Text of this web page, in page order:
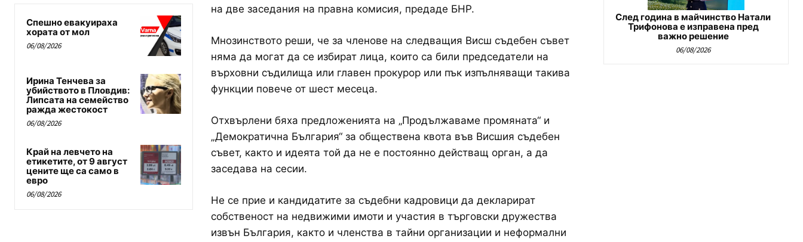
Спешно евакуираха
хората от мол
06/08/2026
Ирина Тенчева за
убийството в Пловдив:
Липсата на семейство
ражда жестокост
06/08/2026
Край на левчето на
етикетите, от 9 август
цените ще са само в
евро
06/08/2026
на две заседания на правна комисия, предаде БНР.
Мнозинството реши, че за членове на следващия Висш съдебен съвет
няма да могат да се избират лица, които са били председатели на
върховни съдилища или главен прокурор или пък изпълняващи такива
функции повече от шест месеца.
Отхвърлени бяха предложенията на „Продължаваме промяната“ и
„Демократична България“ за обществена квота във Висшия съдебен
съвет, както и идеята той да не е постоянно действащ орган, а да
заседава на сесии.
Не се прие и кандидатите за съдебни кадровици да декларират
собственост на недвижими имоти и участия в търговски дружества
извън България, както и членства в тайни организации и неформални
След година в майчинство Натали
Трифонова е изправена пред
важно решение
06/08/2026